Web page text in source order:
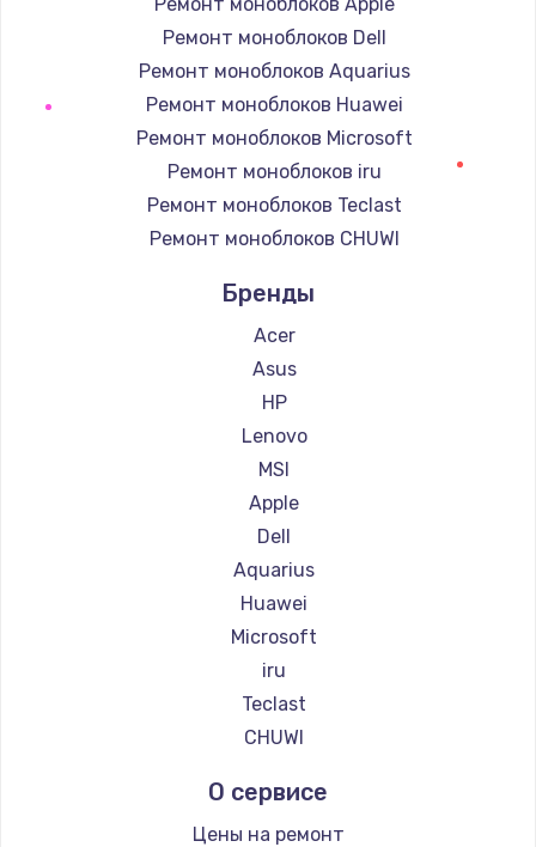
Заказать
Замена SSD
Заказать
Заказать
Замена клавиатуры
Заказать
Заказать
Заказать
Ремонт моноблоков Dell
Ремонт моноблоков Aquarius
Ремонт моноблоков Huawei
Ремонт моноблоков Microsoft
Ремонт моноблоков iru
Ремонт моноблоков Teclast
Ремонт моноблоков CHUWI
Бренды
Acer
Asus
HP
Lenovo
MSI
Apple
Dell
Aquarius
Huawei
Microsoft
iru
Teclast
CHUWI
О сервисе
Цены на ремонт